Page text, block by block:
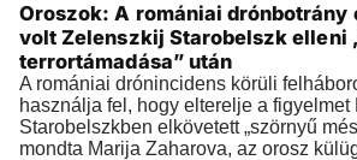
Oroszok: A romániai drónbotrány
volt Zelenszkij Starobelszk elleni
terrortámadása” után
A romániai drónincidens körüli
használja fel, hogy elterelje a figyelmet
Starobelszkben elkövetett „szörnyű
mondta Marija Zaharova, az orosz